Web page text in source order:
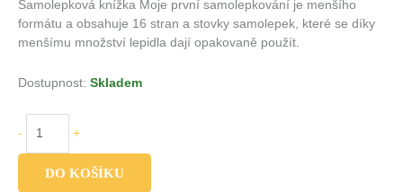
Samolepková knížka Moje první samolepkování je menšího
formátu a obsahuje 16 stran a stovky samolepek, které se díky
menšímu množství lepidla dají opakovaně použít.
Dostupnost: Skladem
- +
DO KOŠÍKU